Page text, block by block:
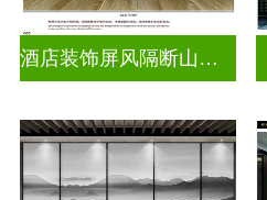
酒店装饰屏风隔断山水画玻璃